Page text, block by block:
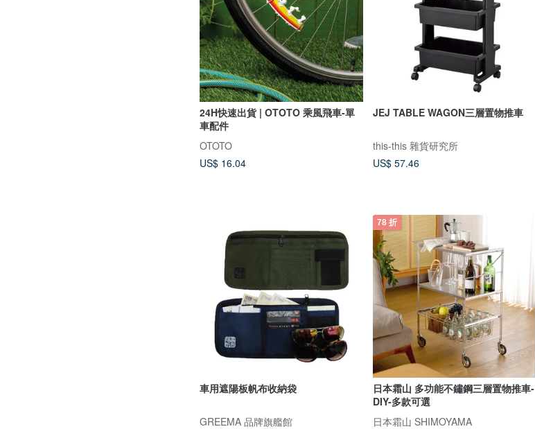
24H快速出貨 | OTOTO 乘風飛車-單
車配件
OTOTO
US$ 16.04
JEJ TABLE WAGON三層置物推車
this-this 雜貨研究所
US$ 57.46
車用遮陽板帆布收納袋
GREEMA 品牌旗艦館
78 折
日本霜山 多功能不鏽鋼三層置物推車-
DIY-多款可選
日本霜山 SHIMOYAMA